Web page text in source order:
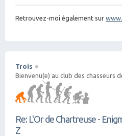
Retrouvez-moi également sur
Trois
Bienvenu(e) au club des chasseurs
Re: L'Or de Chartreuse -
Z